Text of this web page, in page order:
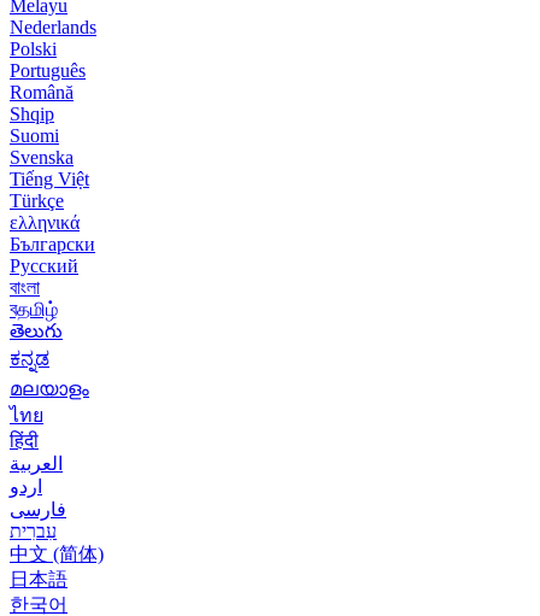
Melayu
Nederlands
Polski
Português
Română
Shqip
Suomi
Svenska
Tiếng Việt
Türkçe
ελληνικά
Български
Русский
বাংলা
বதமிழ்
తెలుగు
ಕನ್ನಡ
മലയാളം
ไทย
हिंदी
العربية
اردو
فارسی
עִברִית
中文 (简体)
日本語
한국어